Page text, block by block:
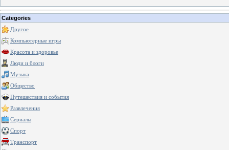
Categories
Другое
Компьютерные игры
Красота и здоровье
Люди и блоги
Музыка
Общество
Путешествия и события
Развлечения
Сериалы
Спорт
Транспорт